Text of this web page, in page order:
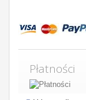
Płatności